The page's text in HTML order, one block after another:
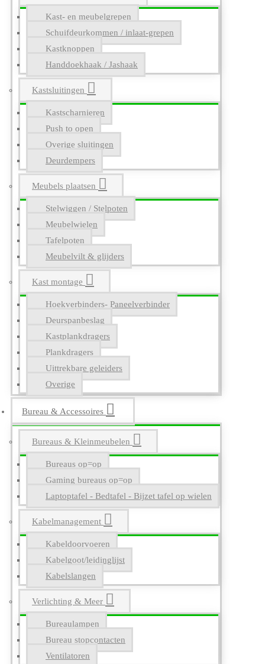
Kast- en meubelgrepen
Schuifdeurkommen / inlaat-grepen
Kastknoppen
Handdoekhaak / Jashaak
Kastsluitingen
Kastscharnieren
Push to open
Overige sluitingen
Deurdempers
Meubels plaatsen
Stelwiggen / Stelpoten
Meubelwielen
Tafelpoten
Meubelvilt & glijders
Kast montage
Hoekverbinders- Paneelverbinder
Deurspanbeslag
Kastplankdragers
Plankdragers
Uittrekbare geleiders
Overige
Bureau & Accessoires
Bureaus & Kleinmeubelen
Bureaus op=op
Gaming bureaus op=op
Laptoptafel - Bedtafel - Bijzet tafel op wielen
Kabelmanagement
Kabeldoorvoeren
Kabelgoot/leidinglijst
Kabelslangen
Verlichting & Meer
Bureaulampen
Bureau stopcontacten
Ventilatoren